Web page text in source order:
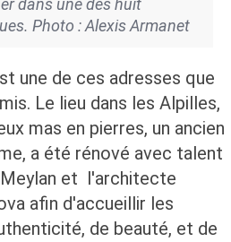
dans une des huit
Photo : Alexis Armanet
une de ces adresses que
Le lieu dans les Alpilles,
mas en pierres, un ancien
a été rénové avec talent
Meylan et l'architecte
afin d'accueillir les
de beauté, et de